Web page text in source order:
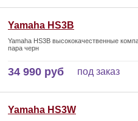
Yamaha HS3B
Yamaha HS3B высококачественные
пара черн
34 990 руб под заказ
Yamaha HS3W